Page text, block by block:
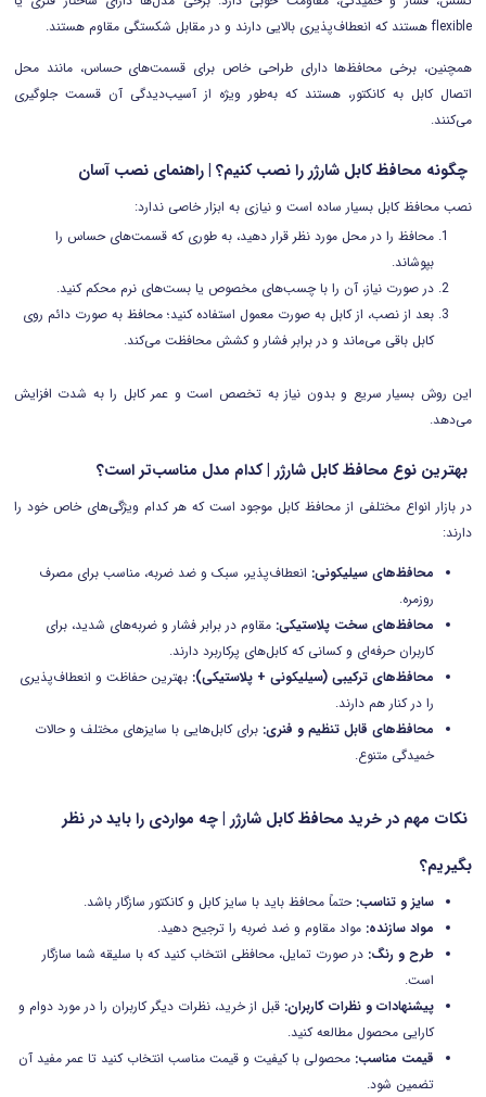
flexible هستند که انعطاف‌پذیری بالایی دارند و در مقابل شکستگی مقاوم هستند.
همچنین، برخی محافظ‌ها دارای طراحی خاص برای قسمت‌های حساس، مانند محل
اتصال کابل به کانکتور، هستند که به‌طور ویژه از آسیب‌دیدگی آن قسمت جلوگیری
می‌کنند.
چگونه محافظ کابل شارژر را نصب کنیم؟ | راهنمای نصب آسان
نصب محافظ کابل بسیار ساده است و نیازی به ابزار خاصی ندارد:
محافظ را در محل مورد نظر قرار دهید، به طوری که قسمت‌های حساس را
بپوشاند.
در صورت نیاز، آن را با چسب‌های مخصوص یا بست‌های نرم محکم کنید.
بعد از نصب، از کابل به صورت معمول استفاده کنید؛ محافظ به صورت دائم روی
کابل باقی می‌ماند و در برابر فشار و کشش محافظت می‌کند.
این روش بسیار سریع و بدون نیاز به تخصص است و عمر کابل را به شدت افزایش
می‌دهد.
بهترین نوع محافظ کابل شارژر | کدام مدل مناسب‌تر است؟
در بازار انواع مختلفی از محافظ کابل موجود است که هر کدام ویژگی‌های خاص خود را
دارند:
محافظ‌های سیلیکونی: انعطاف‌پذیر، سبک و ضد ضربه، مناسب برای مصرف
روزمره.
محافظ‌های سخت پلاستیکی: مقاوم در برابر فشار و ضربه‌های شدید، برای
کاربران حرفه‌ای و کسانی که کابل‌های پرکاربرد دارند.
محافظ‌های ترکیبی (سیلیکونی + پلاستیکی): بهترین حفاظت و انعطاف‌پذیری
را در کنار هم دارند.
محافظ‌های قابل تنظیم و فنری: برای کابل‌هایی با سایزهای مختلف و حالات
خمیدگی متنوع.
نکات مهم در خرید محافظ کابل شارژر | چه مواردی را باید در نظر
بگیریم؟
سایز و تناسب: حتماً محافظ باید با سایز کابل و کانکتور سازگار باشد.
مواد سازنده: مواد مقاوم و ضد ضربه را ترجیح دهید.
طرح و رنگ: در صورت تمایل، محافظی انتخاب کنید که با سلیقه شما سازگار
است.
پیشنهادات و نظرات کاربران: قبل از خرید، نظرات دیگر کاربران را در مورد دوام و
کارایی محصول مطالعه کنید.
قیمت مناسب: محصولی با کیفیت و قیمت مناسب انتخاب کنید تا عمر مفید آن
تضمین شود.